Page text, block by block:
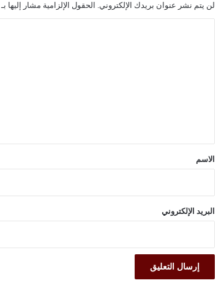
لن يتم نشر عنوان بريدك الإلكتروني. الحقول الإلزامية مشار إليها بـ
*الاسم
البريد الإلكتروني